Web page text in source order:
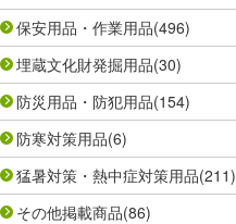
保安用品・作業用品(496)
埋蔵文化財発掘用品(30)
防災用品・防犯用品(154)
防寒対策用品(6)
猛暑対策・熱中症対策用品(211)
その他掲載商品(86)